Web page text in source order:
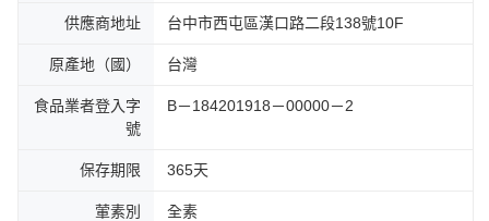
供應商地址 台中市西屯區漢口路二段138號10F
原產地（國） 台灣
食品業者登入字
號
B－184201918－00000－2
保存期限 365天
葷素別 全素